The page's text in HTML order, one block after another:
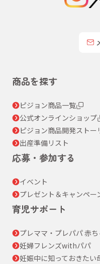
商品を探す
ピジョン商品一覧
公式オンラインショップ
ピジョン商品開発ストー
出産準備リスト
応募・参加する
イベント
プレゼント＆キャンペー
育児サポート
プレママ・プレパパ 赤
妊婦フレンズwithパパ
妊娠中に知っておきたい